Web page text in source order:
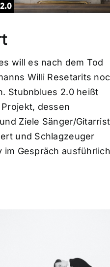
will es nach dem Tod
Willi Resetarits
Stubnblues 2.0 heißt
dessen
Ziele Sänger/Gitarrist
und Schlagzeuger
im Gespräch ausführlich